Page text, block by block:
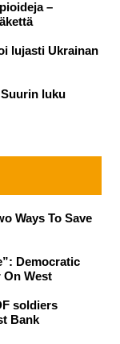
–
lujasti Ukrainan
luku
Ways To Save
Democratic
On West
soldiers
Bank